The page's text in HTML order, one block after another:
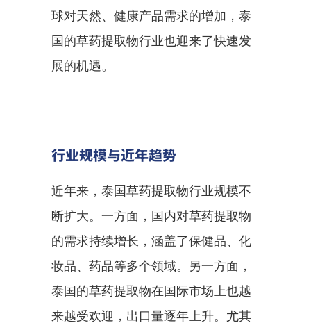
球对天然、健康产品需求的增加，泰
国的草药提取物行业也迎来了快速发
展的机遇。
行业规模与近年趋势
近年来，泰国草药提取物行业规模不
断扩大。一方面，国内对草药提取物
的需求持续增长，涵盖了保健品、化
妆品、药品等多个领域。另一方面，
泰国的草药提取物在国际市场上也越
来越受欢迎，出口量逐年上升。尤其